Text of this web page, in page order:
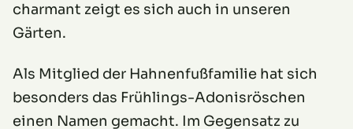
charmant zeigt es sich auch in unseren
Gärten.
Als Mitglied der Hahnenfußfamilie hat sich
besonders das Frühlings-Adonisröschen
einen Namen gemacht. Im Gegensatz zu